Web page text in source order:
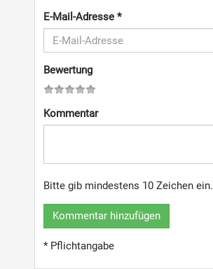
E-Mail-Adresse *
Bewertung
Kommentar
Bitte gib mindestens 10 Zeichen ein.
Kommentar hinzufügen
* Pflichtangabe